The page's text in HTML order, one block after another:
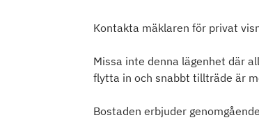
Kontakta mäklaren för privat
Missa inte denna lägenhet där
flytta in och snabbt tillträde är
Bostaden erbjuder